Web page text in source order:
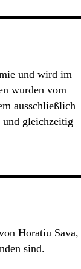
und wird im
wurden vom
ausschließlich
gleichzeitig
Horatiu Sava,
sind.